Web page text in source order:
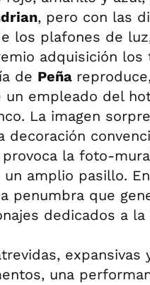
, pero con las
los plafones de
adquisición los
de Peña
empleado del
La imagen
decoración
la foto-
amplio pasillo.
penumbra que
dedicados a la
expansivas
una